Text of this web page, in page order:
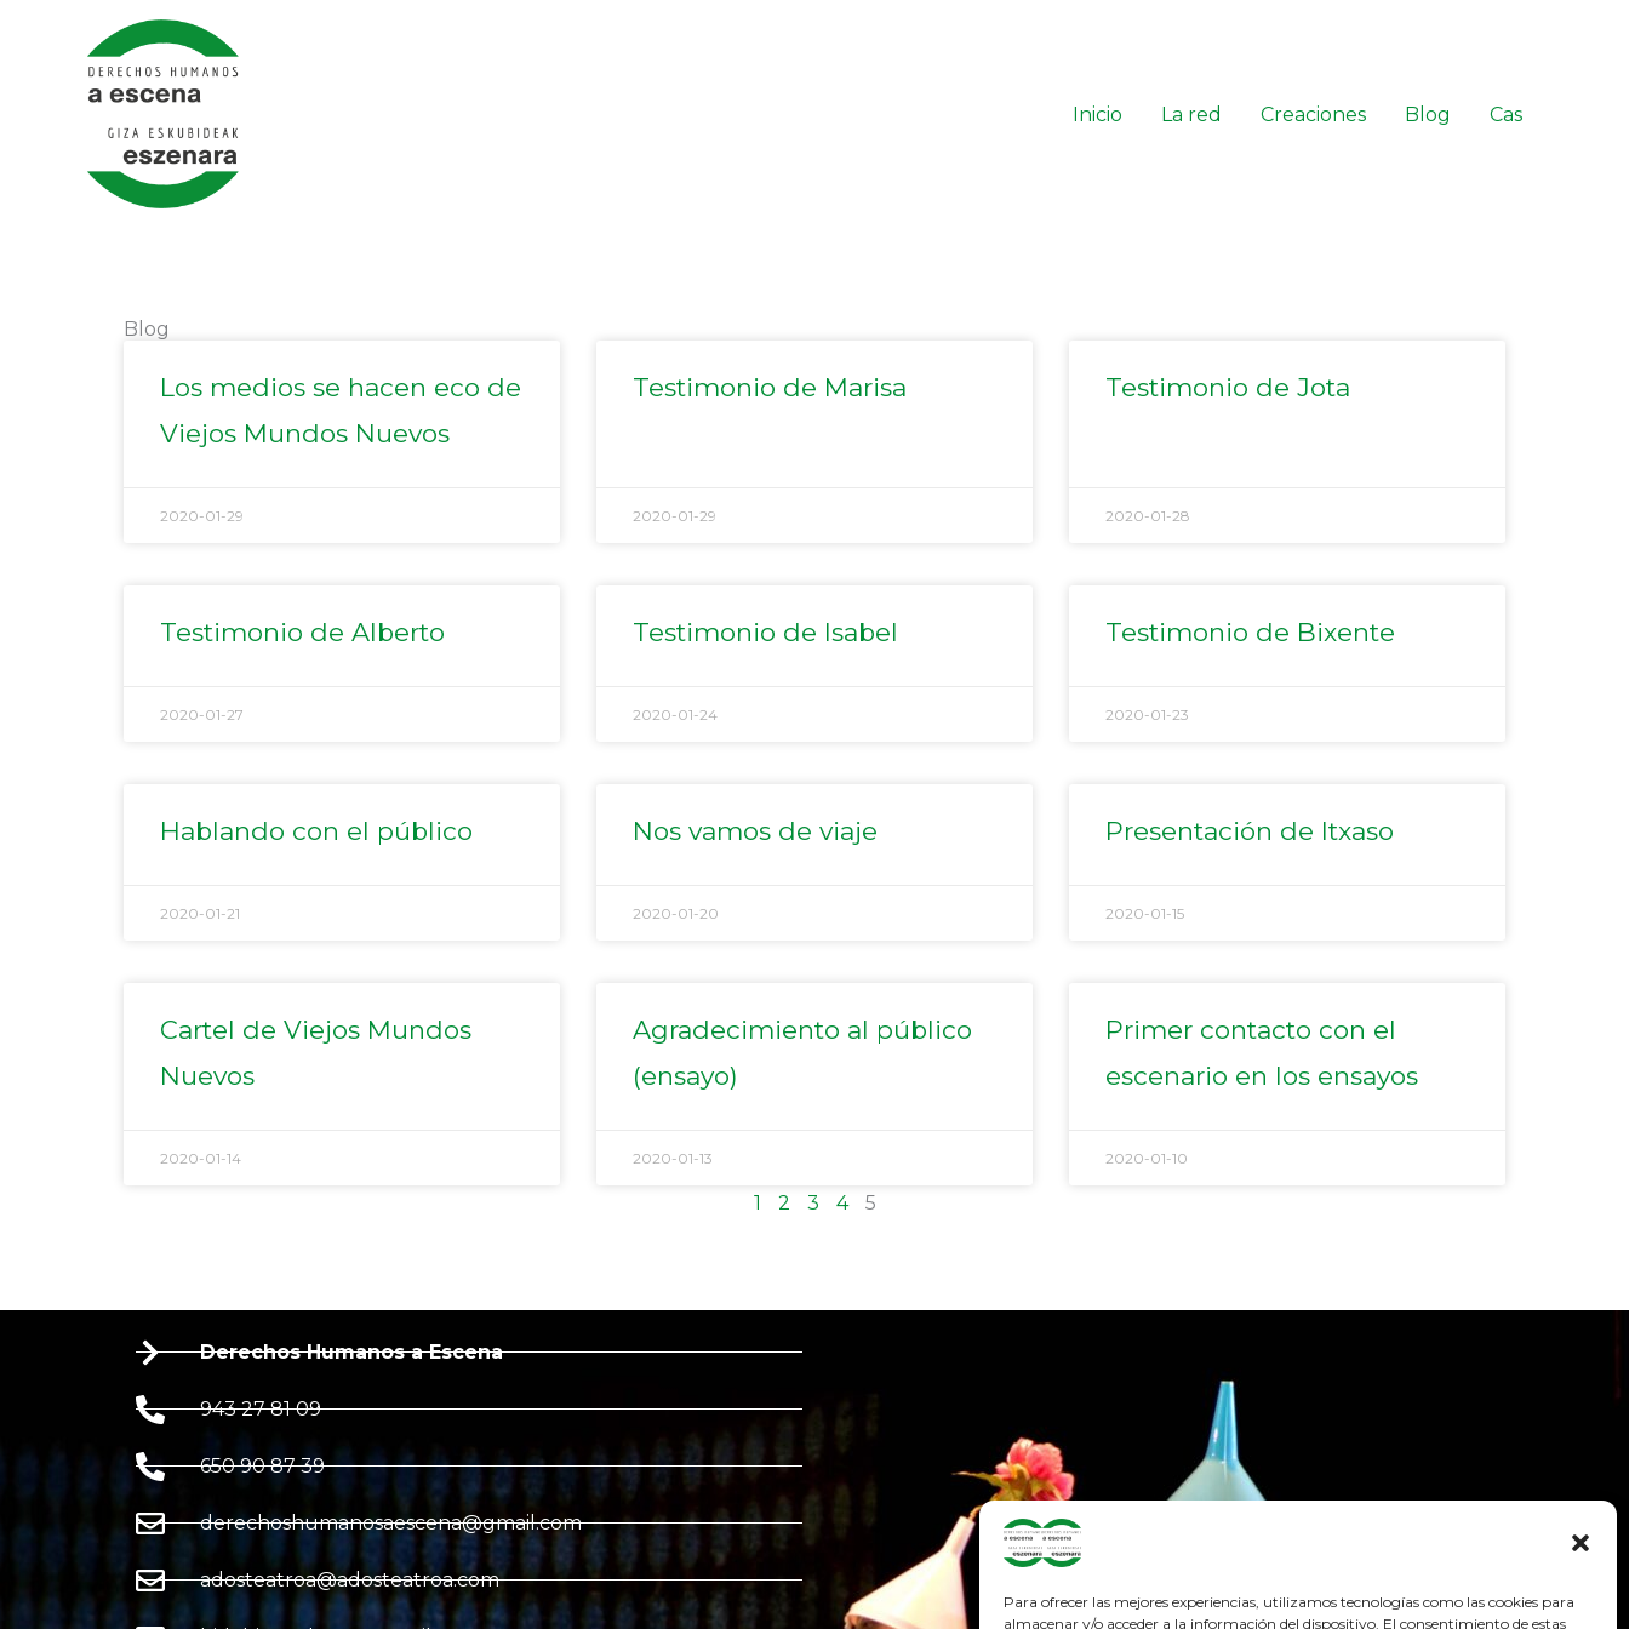
Para ofrecer las mejores experiencias, utilizamos tecnologías como las cookies para
almacenar y/o acceder a la información del dispositivo. El consentimiento de estas
contenido
Inicio
La red Creaciones Blog Cas
Blog
Los medios se hacen eco de
Viejos Mundos Nuevos
2020-01-29
Testimonio de Marisa
2020-01-29
Testimonio de Jota
2020-01-28
Testimonio de Alberto
2020-01-27
Testimonio de Isabel
2020-01-24
Testimonio de Bixente
2020-01-23
Hablando con el público
2020-01-21
Nos vamos de viaje
2020-01-20
Presentación de Itxaso
2020-01-15
Cartel de Viejos Mundos
Nuevos
2020-01-14
Agradecimiento al público
(ensayo)
2020-01-13
Primer contacto con el
escenario en los ensayos
2020-01-10
1 2 3 4 5
Derechos Humanos a Escena
943 27 81 09
650 90 87 39
derechoshumanosaescena@gmail.com
adosteatroa@adosteatroa.com